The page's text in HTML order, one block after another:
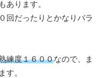
あります。
回だったりとかなりバラ
練度１６００なので、ま
す。